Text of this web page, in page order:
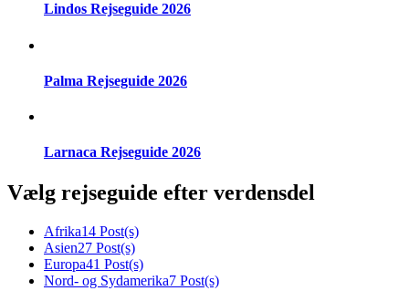
Lindos Rejseguide 2026
Palma Rejseguide 2026
Larnaca Rejseguide 2026
Vælg rejseguide efter verdensdel
Afrika14 Post(s)
Asien27 Post(s)
Europa41 Post(s)
Nord- og Sydamerika7 Post(s)